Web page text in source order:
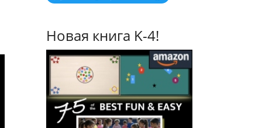
Новая книга K-4!